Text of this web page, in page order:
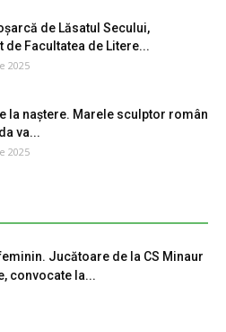
de Lăsatul Secului,
de Facultatea de Litere...
2025
la naștere. Marele sculptor român
va...
2025
Jucătoare de la CS Minaur
convocate la...